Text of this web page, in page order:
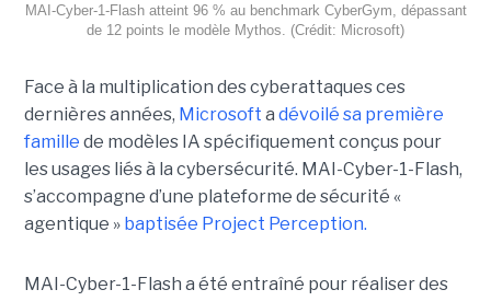
MAI-Cyber-1-Flash atteint 96 % au benchmark CyberGym, dépassant
de 12 points le modèle Mythos. (Crédit: Microsoft)
Face à la multiplication des cyberattaques ces
dernières années, Microsoft a dévoilé sa première
famille de modèles IA spécifiquement conçus pour
les usages liés à la cybersécurité. MAI-Cyber-1-Flash,
s’accompagne d’une plateforme de sécurité «
agentique » baptisée Project Perception.
MAI-Cyber-1-Flash a été entraîné pour réaliser des